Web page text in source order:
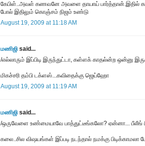
கேபிள்..அவள் கணவனே அவளை தாயாய் பார்த்தான்.இதில்
போல் இதிலும் கொஞ்சம் நிஜம் உண்டு
August 19, 2009 at 11:18 AM
மணிஜி said...
/எல்லாரும் இப்பிடி இருந்துட்டா, கள்ளக் காதல்ன்ற ஒன்னு
மிகச்சரி தம்பி டக்ளஸ்...கவிதைக்கு ஜெய்ஹோ
August 19, 2009 at 11:19 AM
மணிஜி said...
/ஒருவேளை உண்மையாவே பாத்துட்டீங்கலோ? ஏன்னா... பீலீங்
கலை..சில விஷயங்கள் இப்படி நடந்தால் நமக்கு பிடிக்காமலா